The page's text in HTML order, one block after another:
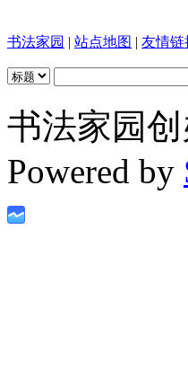
书法家园 | 站点地图 | 友情链
书法家园创
Powered by